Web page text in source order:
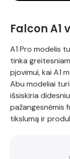
Falcon A1
A1 Pro modelis
tinka
pjovimui, kai A1
Abu modeliai
išsiskiria
pažangesnėmis
tikslumą ir